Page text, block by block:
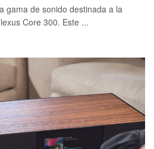
gama de sonido destinada a la
Core 300. Este ...